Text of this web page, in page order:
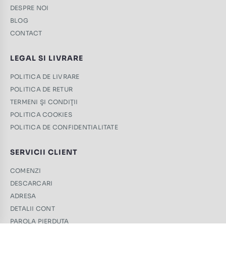
DESPRE NOI
BLOG
CONTACT
LEGAL SI LIVRARE
POLITICA DE LIVRARE
POLITICA DE RETUR
TERMENI ŞI CONDIŢII
POLITICA COOKIES
POLITICA DE CONFIDENTIALITATE
SERVICII CLIENT
COMENZI
DESCARCARI
ADRESA
DETALII CONT
PAROLA PIERDUTA